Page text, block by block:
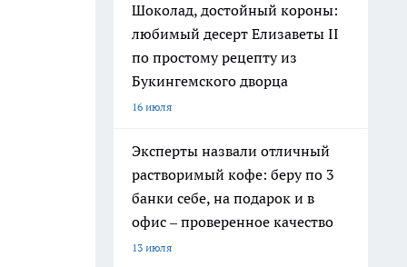
Шоколад, достойный короны:
любимый десерт Елизаветы II
по простому рецепту из
Букингемского дворца
16 июля
Эксперты назвали отличный
растворимый кофе: беру по 3
банки себе, на подарок и в
офис – проверенное качество
13 июля